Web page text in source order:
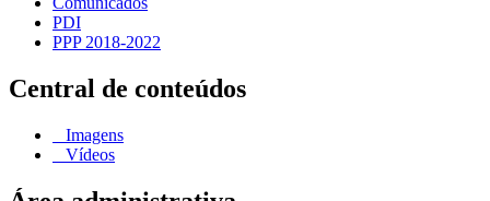
PDI
PPP 2018-2022
Central de conteúdos
Imagens
Vídeos